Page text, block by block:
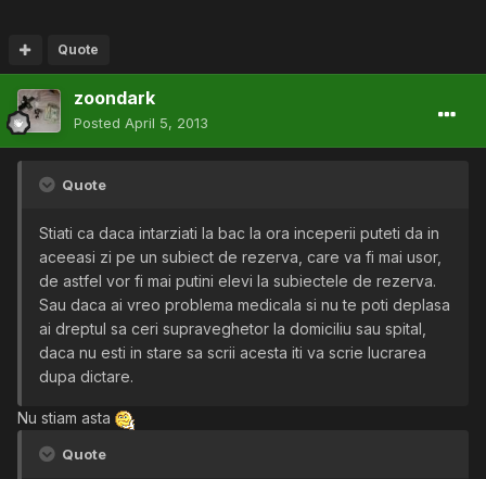
Quote
zoondark
Posted April 5, 2013
Quote
Stiati ca daca intarziati la bac la ora inceperii puteti da in
aceeasi zi pe un subiect de rezerva, care va fi mai usor,
de astfel vor fi mai putini elevi la subiectele de rezerva.
Sau daca ai vreo problema medicala si nu te poti deplasa
ai dreptul sa ceri supraveghetor la domiciliu sau spital,
daca nu esti in stare sa scrii acesta iti va scrie lucrarea
dupa dictare.
Nu stiam asta
Quote